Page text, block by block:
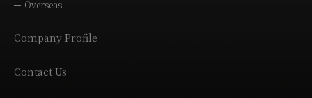
Overseas
Company Profile
Contact Us